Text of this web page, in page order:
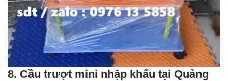
8. Cầu trượt mini nhập khẩu tại Quảng